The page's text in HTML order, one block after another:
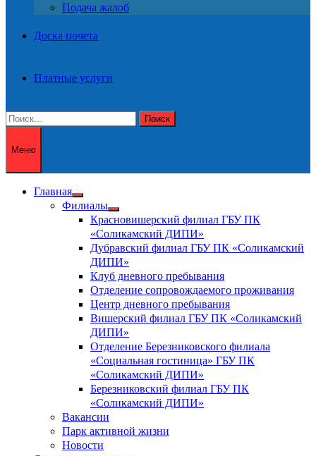
Подача жалоб
Доска почета
Платные услуги
Найти:
Меню
Главная
Показать
подменю
Филиалы
Показать
подменю
Красновишерский филиал ГБУ ПК
«Соликамский ДИПИ»
Дубравский филиал ГБУ ПК «Соликамский
ДИПИ»
Клуб дневного пребывания
Отделение сопровождаемого проживания
Центр дневного пребывания
Вишерский филиал ГБУ ПК «Соликамский
ДИПИ»
Отделение Березниковского филиала
«Социальная гостиница» ГБУ ПК
«Соликамский ДИПИ»
Березниковский филиал ГБУ ПК
«Соликамский ДИПИ»
Вакансии
Парк активной жизни
Новости